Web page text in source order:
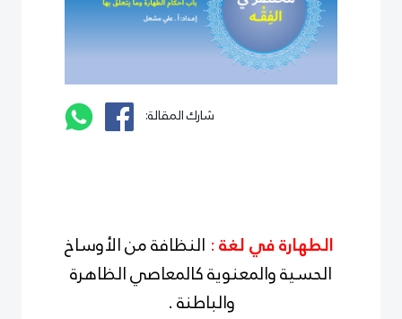
شارك المقالة:
الطهارة في لغة: النظافة من الأوساخ
الحسية والمعنوية كالمعاصي الظاهرة
والباطنة .